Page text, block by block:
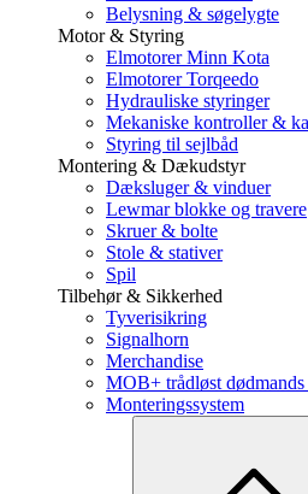
Belysning & søgelygte
Motor & Styring
Elmotorer Minn Kota
Elmotorer Torqeedo
Hydrauliske styringer
Mekaniske kontroller &
Styring til sejlbåd
Montering & Dækudstyr
Dæksluger & vinduer
Lewmar blokke og travere
Skruer & bolte
Stole & stativer
Spil
Tilbehør & Sikkerhed
Tyverisikring
Signalhorn
Merchandise
MOB+ trådløst dødmands
Monteringssystem